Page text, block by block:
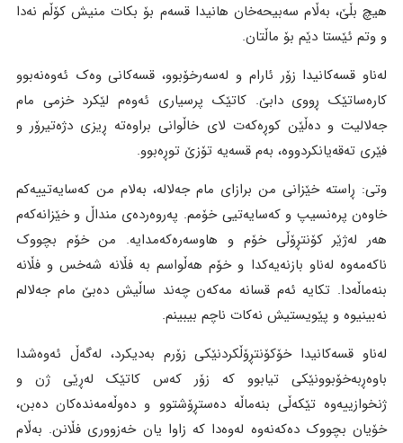
هیچ بڵێ، بەڵام سەبیحەخان هانیدا قسەم بۆ بکات منیش کۆڵم نەدا
و وتم ئێستا دێم بۆ ماڵتان.
لەناو قسەکانیدا زۆر ئارام و لەسەرخۆبوو، قسەکانی وەک ئەوەنەبوو
کارەساتێک ڕووی دابێ. کاتێک پرسیاری ئەوەم لێکرد خزمی مام
جەلالیت و دەڵێن کوڕەکەت لای خاڵوانی براوەتە ڕیزی دژەتیرۆر و
فێری تەقەیانکردووە، بەم قسەیە تۆزێ توڕەبوو.
وتی: ڕاستە خێزانی من برازای مام جەلالە، بەلام من کەسایەتییەکم
خاوەن پرەنسیپ و کەسایەتیی خۆمم. پەروەردەی منداڵ و خێزانەکەم
هەر لەژێر کۆنتڕۆڵی خۆم و هاوسەرەکەمدایە. من خۆم بچووک
ناکەمەوە لەناو بازنەیەکدا و خۆم هەڵواسم بە فڵانە شەخس و فڵانە
بنەماڵەدا. تکایە ئەم قسانە مەکەن چەند ساڵیش دەبێ مام جەلالم
نەبینیوە و پێویستیش نەکات ناچم بیبینم.
لەناو قسەکانیدا خۆکۆنتڕۆڵکردنێکی زۆرم بەدیکرد، لەگەڵ ئەوەشدا
باوەڕبەخۆبوونێکی تیابوو کە زۆر کەس کاتێک لەڕێی ژن و
ژنخوازییەوە تێکەڵی بنەماڵە دەستڕۆشتوو و دەوڵەمەندەکان دەبن،
خۆیان بچووک دەکەنەوە لەوەدا کە زاوا یان خەزووری فڵانن. بەڵام